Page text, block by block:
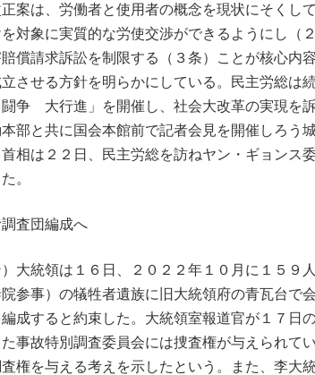
案は、労働者と使用者の概念を現状にそくし
対象に実質的な労使交渉ができるようにし（
償請求訴訟を制限する（３条）ことが核心内
させる方針を明らかにしている。民主労総は
争 大行進」を開催し、社会大改革の実現を
部と共に国会本館前で記者会見を開催しろう
相は２２日、民主労総を訪ねヤン・ギョンス
。
査団編成へ
大統領は１６日、２０２２年１０月に１５９
参事）の犠牲者遺族に旧大統領府の青瓦台で
成すると約束した。大統領室報道官が１７日
事故特別調査委員会には捜査権が与えられて
権を与える考えを示したという。また、李大